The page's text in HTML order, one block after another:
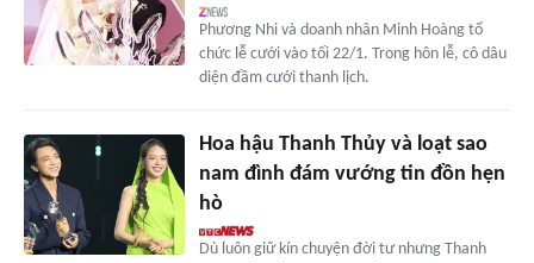
Phương Nhi và doanh nhân Minh Hoàng tổ
chức lễ cưới vào tối 22/1. Trong hôn lễ, cô dâu
diện đầm cưới thanh lịch.
Hoa hậu Thanh Thủy và loạt sao
nam đình đám vướng tin đồn hẹn
hò
Dù luôn giữ kín chuyện đời tư nhưng Thanh